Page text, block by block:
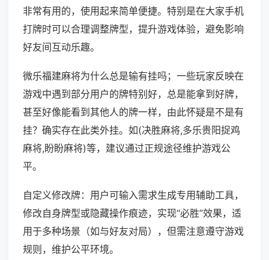
非常有用的，使用起来简单便捷。特别是在大家手机
打牌时可以合理调整牌型，提升游戏体验，避免影响
好友间互动乐趣。
微乐福建麻将为什么总是输有挂吗；一些玩家反映在
游戏中遇到部分用户的牌特别好，总是能拿到好牌，
甚至好像能看到其他人的牌一样，由此怀疑是不是有
挂？确实存在此类外挂。如(决胜麻将,多乐贵阳捉鸡
麻将,盼盼麻将)等，建议通过正规途径维护游戏公
平。
自定义修改牌：用户可输入需求生成专用辅助工具，
修改自身牌型或隐藏操作痕迹，实现“必胜”效果，适
用于多种场景（如与好友对局），但需注意遵守游戏
规则，维护公平环境。